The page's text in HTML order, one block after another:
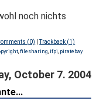
noch nichts
(0) |Trackback (1)
, filesharing ifpi piratebay
October 7. 2004